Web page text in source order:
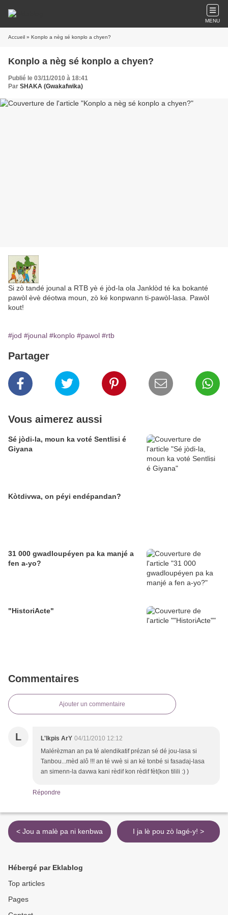
MENU
Accueil » Konplo a nèg sé konplo a chyen?
Konplo a nèg sé konplo a chyen?
Publié le 03/11/2010 à 18:41
Par SHAKA (Gwakafwika)
Si zò tandé jounal a RTB yè é jòd-la ola Janklòd té ka bokanté
pawòl èvè déotwa moun, zò ké konpwann ti-pawòl-lasa. Pawòl
kout!
#jod #jounal #konplo #pawol #rtb
Partager
Vous aimerez aussi
Sé jòdi-la, moun ka voté Sentlisi é
Giyana
Kòtdivwa, on péyi endépandan?
31 000 gwadloupéyen pa ka manjé a
fen a-yo?
"HistoriActe"
Commentaires
Ajouter un commentaire
L L'lkpis ArY 04/11/2010 12:12
Malérèzman an pa té alendikatif prézan sé dé jou-lasa si
Tanbou...mèd alô !!! an té vwè si an ké tonbé si fasadaj-lasa
an simenn-la davwa kani rèdif kon rèdif fèt(kon tilili :) )
Répondre
< Jou a malè pa ni kenbwa I ja lè pou zò lagé-y! >
Hébergé par Eklablog
Top articles
Pages